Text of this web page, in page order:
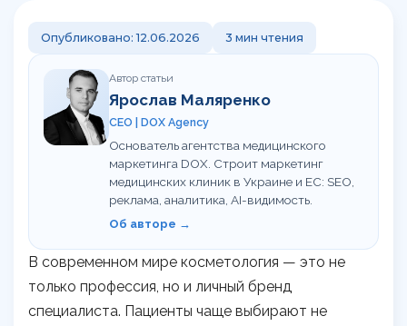
Статьи
Кому мы помогаем
Гайд по медицинскому GEO
UTM-генератор
RU
Опубликовано: 12.06.2026 3 мин чтения
Автор статьи
Ярослав Маляренко
CEO | DOX Agency
Основатель агентства медицинского
маркетинга DOX. Строит маркетинг
медицинских клиник в Украине и ЕС: SEO,
реклама, аналитика, AI-видимость.
Об авторе →
В современном мире косметология — это не
только профессия, но и личный бренд
специалиста. Пациенты чаще выбирают не